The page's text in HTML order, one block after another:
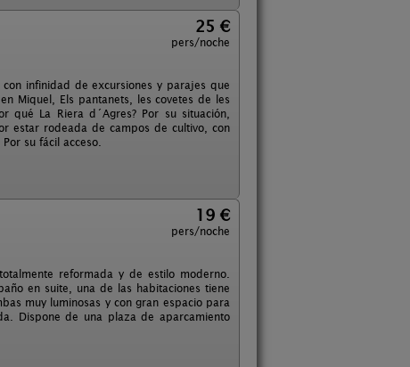
25 €
pers/noche
infinidad de excursiones y parajes que
Miquel, Els pantanets, les covetes de les
qué La Riera d´Agres? Por su situación,
estar rodeada de campos de cultivo, con
su fácil acceso.
19 €
pers/noche
reformada y de estilo moderno.
en suite, una de las habitaciones tiene
muy luminosas y con gran espacio para
Dispone de una plaza de aparcamiento